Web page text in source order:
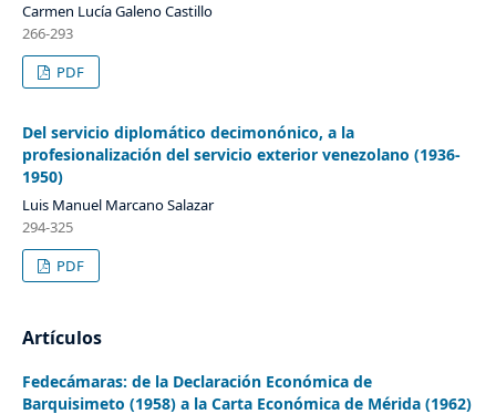
Carmen Lucía Galeno Castillo
266-293
PDF
Del servicio diplomático decimonónico, a la
profesionalización del servicio exterior venezolano (1936-
1950)
Luis Manuel Marcano Salazar
294-325
PDF
Artículos
Fedecámaras: de la Declaración Económica de
Barquisimeto (1958) a la Carta Económica de Mérida (1962)